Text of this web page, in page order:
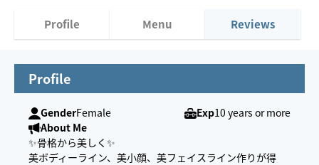
Profile Menu Reviews
Profile
GenderFemale Exp10 years or more
About Me
✨骨格から美しく✨
美ボディーライン、美小顔、美フェイスライン作りが得